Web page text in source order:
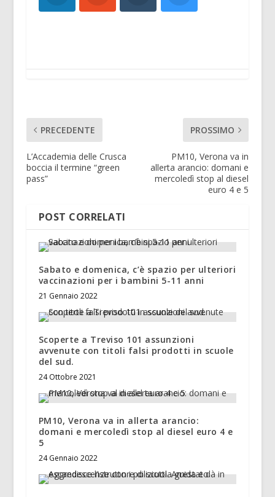
PRECEDENTE
L’Accademia delle Crusca
boccia il termine “green
pass”
PROSSIMO
PM10, Verona va in
allerta arancio: domani e
mercoledì stop al diesel
euro 4 e 5
POST CORRELATI
Sabato e domenica, c’è spazio per ulteriori
vaccinazioni per i bambini 5-11 anni
21 Gennaio 2022
Scoperte a Treviso 101 assunzioni
avvenute con titoli falsi prodotti in scuole
del sud.
24 Ottobre 2021
PM10, Verona va in allerta arancio:
domani e mercoledì stop al diesel euro 4 e
5
24 Gennaio 2022